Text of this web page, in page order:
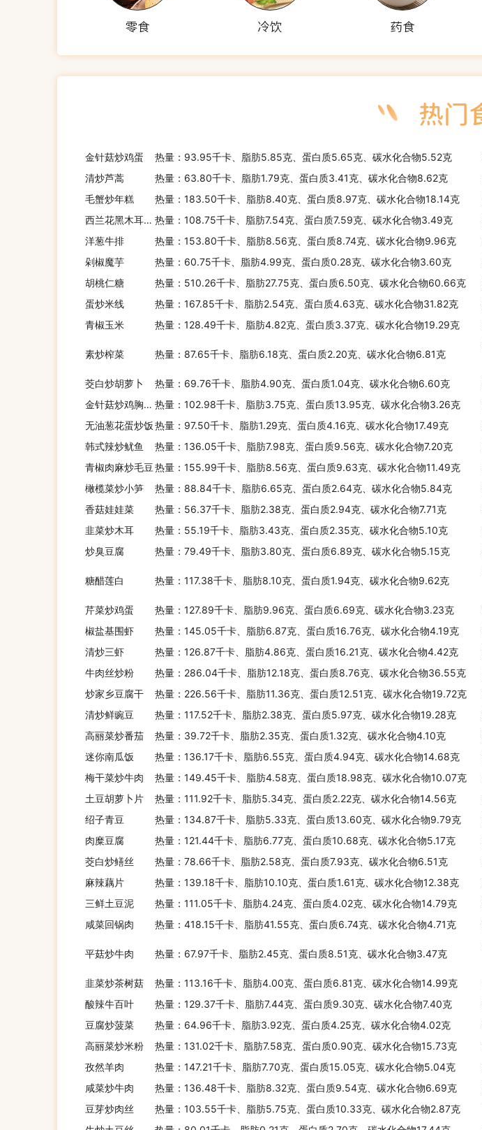
零食 冷饮 药食
金针菇炒鸡蛋 热量：93.95千卡、脂肪5.85克、蛋白质5.65克、碳水化合物5.52克
清炒芦蒿
热量：63.80千卡、脂肪1.79克、蛋白质3.41克、碳水化合物8.62克
毛蟹炒年糕
热量：183.50千卡、脂肪8.40克、蛋白质8.97克、碳水化合物18.14克
西兰花黑木耳炒蛋 热量：108.75千卡、脂肪7.54克、蛋白质7.59克、碳水化合物3.49克
洋葱牛排
热量：153.80千卡、脂肪8.56克、蛋白质8.74克、碳水化合物9.96克
剁椒魔芋
热量：60.75千卡、脂肪4.99克、蛋白质0.28克、碳水化合物3.60克
胡桃仁糖
热量：510.26千卡、脂肪27.75克、蛋白质6.50克、碳水化合物60.66克
蛋炒米线
热量：167.85千卡、脂肪2.54克、蛋白质4.63克、碳水化合物31.82克
青椒玉米
热量：128.49千卡、脂肪4.82克、蛋白质3.37克、碳水化合物19.29克
素炒榨菜 热量：87.65千卡、脂肪6.18克、蛋白质2.20克、碳水化合物6.81克
茭白炒胡萝卜
热量：69.76千卡、脂肪4.90克、蛋白质1.04克、碳水化合物6.60克
金针菇炒鸡胸肉丝 热量：102.98千卡、脂肪3.75克、蛋白质13.95克、碳水化合物3.26克
无油葱花蛋炒饭热量：97.50千卡、脂肪1.29克、蛋白质4.16克、碳水化合物17.49克
韩式辣炒鱿鱼
热量：136.05千卡、脂肪7.98克、蛋白质9.56克、碳水化合物7.20克
青椒肉麻炒毛豆热量：155.99千卡、脂肪8.56克、蛋白质9.63克、碳水化合物11.49克
橄榄菜炒小笋
热量：88.84千卡、脂肪6.65克、蛋白质2.64克、碳水化合物5.84克
香菇娃娃菜
热量：56.37千卡、脂肪2.38克、蛋白质2.94克、碳水化合物7.71克
韭菜炒木耳
热量：55.19千卡、脂肪3.43克、蛋白质2.35克、碳水化合物5.10克
炒臭豆腐
热量：79.49千卡、脂肪3.80克、蛋白质6.89克、碳水化合物5.15克
糖醋莲白 热量：117.38千卡、脂肪8.10克、蛋白质1.94克、碳水化合物9.62克
芹菜炒鸡蛋
热量：127.89千卡、脂肪9.96克、蛋白质6.69克、碳水化合物3.23克
椒盐基围虾
热量：145.05千卡、脂肪6.87克、蛋白质16.76克、碳水化合物4.19克
清炒三虾
热量：126.87千卡、脂肪4.86克、蛋白质16.21克、碳水化合物4.42克
牛肉丝炒粉
热量：286.04千卡、脂肪12.18克、蛋白质8.76克、碳水化合物36.55克
炒家乡豆腐干
热量：226.56千卡、脂肪11.36克、蛋白质12.51克、碳水化合物19.72克
清炒鲜豌豆
热量：117.52千卡、脂肪2.38克、蛋白质5.97克、碳水化合物19.28克
高丽菜炒番茄
热量：39.72千卡、脂肪2.35克、蛋白质1.32克、碳水化合物4.10克
迷你南瓜饭
热量：136.17千卡、脂肪6.55克、蛋白质4.94克、碳水化合物14.68克
梅干菜炒牛肉
热量：149.45千卡、脂肪4.58克、蛋白质18.98克、碳水化合物10.07克
土豆胡萝卜片
热量：111.92千卡、脂肪5.34克、蛋白质2.22克、碳水化合物14.56克
绍子青豆
热量：134.87千卡、脂肪5.33克、蛋白质13.60克、碳水化合物9.79克
肉糜豆腐
热量：121.44千卡、脂肪6.77克、蛋白质10.68克、碳水化合物5.17克
茭白炒鳝丝
热量：78.66千卡、脂肪2.58克、蛋白质7.93克、碳水化合物6.51克
麻辣藕片
热量：139.18千卡、脂肪10.10克、蛋白质1.61克、碳水化合物12.38克
三鲜土豆泥
热量：111.05千卡、脂肪4.24克、蛋白质4.02克、碳水化合物14.79克
咸菜回锅肉
热量：418.15千卡、脂肪41.55克、蛋白质6.74克、碳水化合物4.71克
平菇炒牛肉 热量：67.97千卡、脂肪2.45克、蛋白质8.51克、碳水化合物3.47克
韭菜炒茶树菇
热量：113.16千卡、脂肪4.00克、蛋白质6.81克、碳水化合物14.99克
酸辣牛百叶
热量：129.37千卡、脂肪7.44克、蛋白质9.30克、碳水化合物7.40克
豆腐炒菠菜
热量：64.96千卡、脂肪3.92克、蛋白质4.25克、碳水化合物4.02克
高丽菜炒米粉
热量：131.02千卡、脂肪7.58克、蛋白质0.90克、碳水化合物15.73克
孜然羊肉
热量：147.21千卡、脂肪7.70克、蛋白质15.05克、碳水化合物5.04克
咸菜炒牛肉
热量：136.48千卡、脂肪8.32克、蛋白质9.54克、碳水化合物6.69克
豆芽炒肉丝
热量：103.55千卡、脂肪5.75克、蛋白质10.33克、碳水化合物2.87克